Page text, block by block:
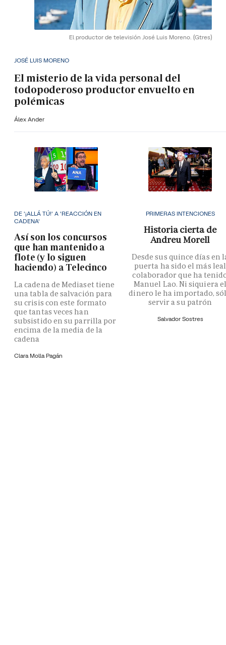
El productor de televisión José Luis Moreno. (Gtres)
JOSÉ LUIS MORENO
El misterio de la vida personal del
todopoderoso productor envuelto en
polémicas
Álex Ander
DE '¡ALLÁ TÚ!' A 'REACCIÓN EN
CADENA'
Así son los concursos
que han mantenido a
flote (y lo siguen
haciendo) a Telecinco
La cadena de Mediaset tiene
una tabla de salvación para
su crisis con este formato
que tantas veces han
subsistido en su parrilla por
encima de la media de la
cadena
Clara Molla Pagán
PRIMERAS INTENCIONES
Historia cierta de
Andreu Morell
Desde sus quince días en
puerta ha sido el más leal
colaborador que ha
Manuel Lao. Ni siquiera
dinero le ha importado,
servir a su patrón
Salvador Sostres